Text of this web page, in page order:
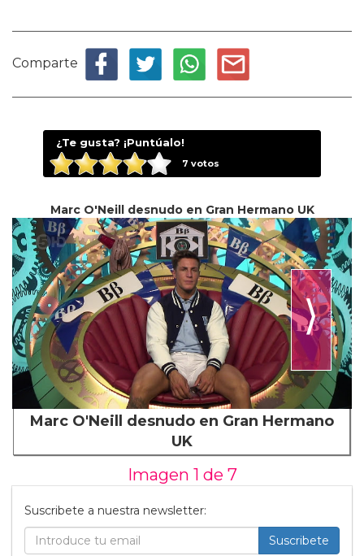
Comparte
¿Te gusta? ¡Puntúalo!
7 votos
Marc O'Neill desnudo en Gran Hermano UK
⟩
Marc O'Neill desnudo en Gran Hermano
UK
Imagen 1 de 7
Suscribete a nuestra newsletter:
Suscribete